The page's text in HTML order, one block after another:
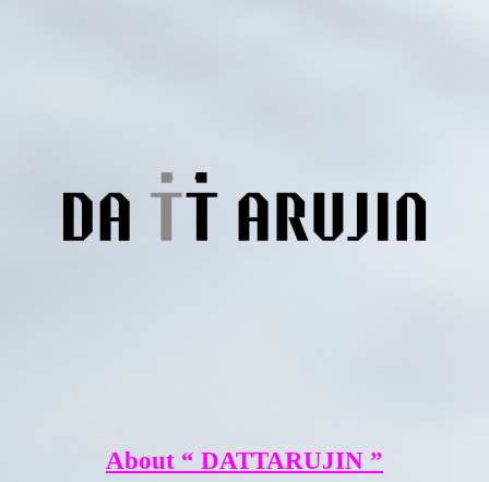
About “ DATTARUJIN ”